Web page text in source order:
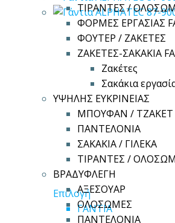
ΤΙΡΑΝΤΕΣ /
ΦΟΡΜΕΣ ΕΡΓΑΣΙΑΣ
ΦΟΥΤΕΡ / ΖΑΚΕΤΕΣ
ΖΑΚΕΤΕΣ-ΣΑΚΑΚΙΑ
Ζακέτες
Σακάκια
ΥΨΗΛΗΣ ΕΥΚΡΙΝΕΙΑΣ
ΜΠΟΥΦΑΝ / ΤΖΑΚΕΤ
ΠΑΝΤΕΛΟΝΙΑ
ΣΑΚΑΚΙΑ / ΓΙΛΕΚΑ
ΤΙΡΑΝΤΕΣ /
ΒΡΑΔΥΦΛΕΓΗ
ΑΞΕΣΟΥΑΡ
ΟΛΟΣΩΜΕΣ
ΠΑΝΤΕΛΟΝΙΑ
ΕπιλογήΑυτό
το
ΓΑΝΤΙΑ